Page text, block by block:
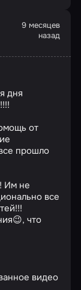
9 месяцев
назад
дня
от
прошло
Им не
все
что
видео